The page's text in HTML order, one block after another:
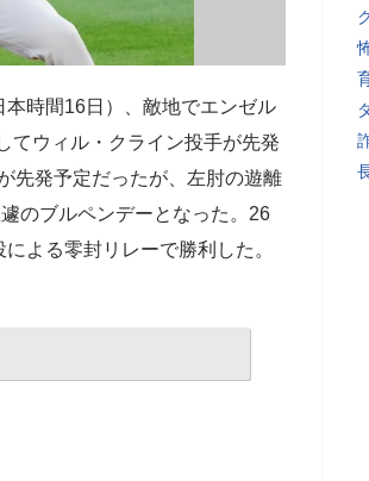
時間16日）、敵地でエンゼル
てウィル・クライン投手が先発
先発予定だったが、左肘の遊離
のブルペンデーとなった。26
よる零封リレーで勝利した。